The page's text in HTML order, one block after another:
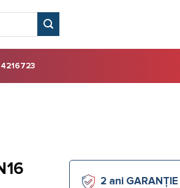
2 ani GARANȚIE